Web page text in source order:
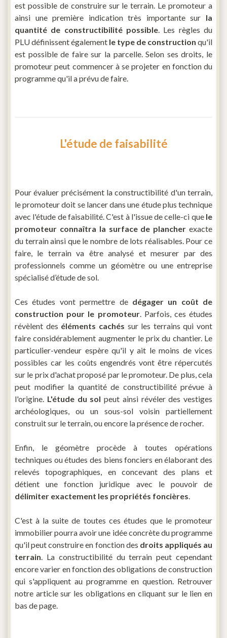
est possible de construire sur le terrain. Le promoteur a
ainsi une première indication très importante sur la
quantité de constructibilité possible. Les règles du
PLU définissent également le type de construction qu'il
est possible de faire sur la parcelle. Selon ses droits, le
promoteur peut commencer à se projeter en fonction du
programme qu'il a prévu de faire.
L'étude de faisabilité
Pour évaluer précisément la constructibilité d'un terrain,
le promoteur doit se lancer dans une étude plus technique
avec l'étude de faisabilité. C'est à l'issue de celle-ci que le
promoteur connaîtra la surface de plancher exacte
du terrain ainsi que le nombre de lots réalisables. Pour ce
faire, le terrain va être analysé et mesurer par des
professionnels comme un géomètre ou une entreprise
spécialisé d’étude de sol.
Ces études vont permettre de dégager un coût de
construction pour le promoteur. Parfois, ces études
révèlent des éléments cachés sur les terrains qui vont
faire considérablement augmenter le prix du chantier. Le
particulier-vendeur espère qu'il y ait le moins de vices
possibles car les coûts engendrés vont être répercutés
sur le prix d'achat proposé par le promoteur. De plus, cela
peut modifier la quantité de constructibilité prévue à
l'origine. L'étude du sol peut ainsi révéler des vestiges
archéologiques, ou un sous-sol voisin partiellement
construit sur le terrain, ou encore la présence de rocher.
Enfin, le géomètre procède à toutes opérations
techniques ou études des biens fonciers en élaborant des
relevés topographiques, en concevant des plans et
détient une fonction juridique avec le pouvoir de
délimiter exactement les propriétés foncières.
C'est à la suite de toutes ces études que le promoteur
immobilier pourra avoir une idée concrète du programme
qu'il peut construire en fonction des droits appliqués au
terrain. La constructibilité du terrain peut cependant
encore varier en fonction des obligations de construction
qui s'appliquent au programme en question. Retrouver
notre article sur les obligations en cliquant sur le lien en
bas de page.